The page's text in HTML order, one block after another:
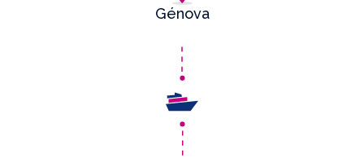
Génova